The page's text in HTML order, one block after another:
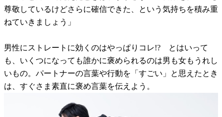
尊敬しているけどさらに確信できた、という気持ちを積み重
ねていきましょう」
男性にストレートに効くのはやっぱりコレ!? とはいって
も、いくつになっても誰かに褒められるのは男も女もうれし
いもの。パートナーの言葉や行動を「すごい」と思えたとき
は、すぐさま素直に褒め言葉を伝えよう。